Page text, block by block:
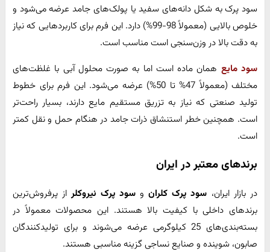
سود پرک به شکل دانه‌های سفید یا پولک‌های جامد عرضه می‌شود و
خلوص بالایی (معمولاً 98-99%) دارد. این فرم برای کاربردهایی که نیاز
به دقت بالا در وزن‌سنجی است مناسب است.
سود مایع همان ماده است اما به صورت محلول آبی با غلظت‌های
مختلف (معمولاً 47% تا 50%) عرضه می‌شود. این فرم برای خطوط
تولید صنعتی که نیاز به تزریق مستقیم مایع دارند، بسیار راحت‌تر
است. همچنین خطر استنشاق ذرات جامد در هنگام حمل و نقل کمتر
است.
برندهای معتبر در ایران
در بازار ایران، سود پرک کلرانوسود پرک نیروکلراز پرفروش‌ترین
برندهای داخلی با کیفیت بالا هستند. این محصولات معمولاً در
بسته‌بندی‌های 25 کیلوگرمی عرضه می‌شوند و برای تولیدکنندگان
صابون، شوینده و صنایع نساجی گزینه مناسبی هستند.